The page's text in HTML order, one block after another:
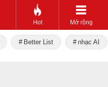
Hot Mở rộng
Better List nhạc AI